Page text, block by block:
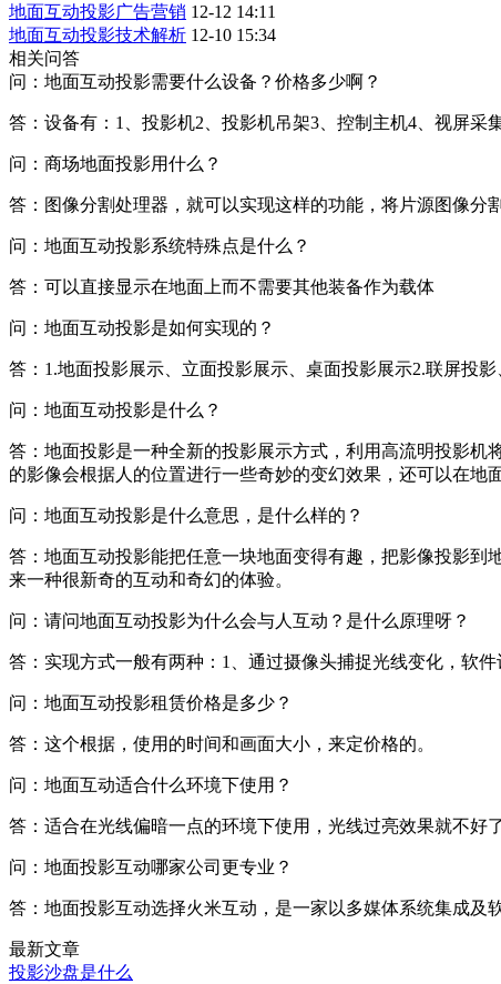
地面互动投影广告营销 12-12 14:11
地面互动投影技术解析 12-10 15:34
相关问答
问：地面互动投影需要什么设备？价格多少啊？
答：设备有：1、投影机2、投影机吊架3、控制主机4、视屏采
问：商场地面投影用什么？
答：图像分割处理器，就可以实现这样的功能，将片源图像分
问：地面互动投影系统特殊点是什么？
答：可以直接显示在地面上而不需要其他装备作为载体
问：地面互动投影是如何实现的？
答：1.地面投影展示、立面投影展示、桌面投影展示2.联屏投
问：地面互动投影是什么？
答：地面投影是一种全新的投影展示方式，利用高流明投影
的影像会根据人的位置进行一些奇妙的变幻效果，还可以在地
问：地面互动投影是什么意思，是什么样的？
答：地面互动投影能把任意一块地面变得有趣，把影像投影
来一种很新奇的互动和奇幻的体验。
问：请问地面互动投影为什么会与人互动？是什么原理呀？
答：实现方式一般有两种：1、通过摄像头捕捉光线变化，软
问：地面互动投影租赁价格是多少？
答：这个根据，使用的时间和画面大小，来定价格的。
问：地面互动适合什么环境下使用？
答：适合在光线偏暗一点的环境下使用，光线过亮效果就不好了
问：地面投影互动哪家公司更专业？
答：地面投影互动选择火米互动，是一家以多媒体系统集成及
最新文章
投影沙盘是什么